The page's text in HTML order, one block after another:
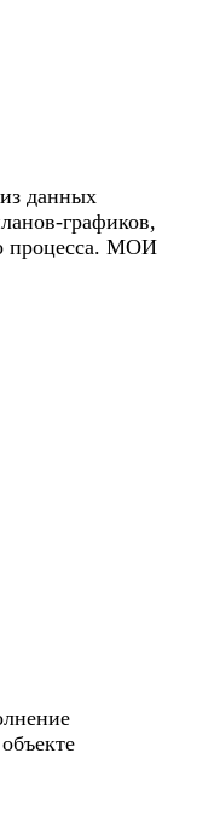
данных
графиков,
процесса. МОИ